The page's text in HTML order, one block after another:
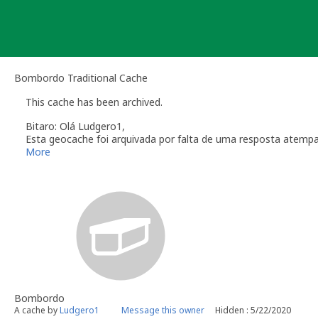
Bombordo Traditional Cache
This cache has been archived.
Bitaro: Olá Ludgero1,
Esta geocache foi arquivada por falta de uma resposta
Verifique a secção das
Geocaching.com Volunteer Geocache Reviewer
Revisor Voluntário em Geocaching.com
More
Bombordo
A cache byLudgero1 Message this owner Hidden : 5/22/2020